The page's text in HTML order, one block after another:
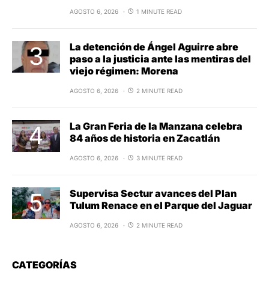
AGOSTO 6, 2026 1 MINUTE READ
La detención de Ángel Aguirre abre
paso a la justicia ante las mentiras del
viejo régimen: Morena
AGOSTO 6, 2026 2 MINUTE READ
La Gran Feria de la Manzana celebra
84 años de historia en Zacatlán
AGOSTO 6, 2026 3 MINUTE READ
Supervisa Sectur avances del Plan
Tulum Renace en el Parque del Jaguar
AGOSTO 6, 2026 2 MINUTE READ
CATEGORÍAS